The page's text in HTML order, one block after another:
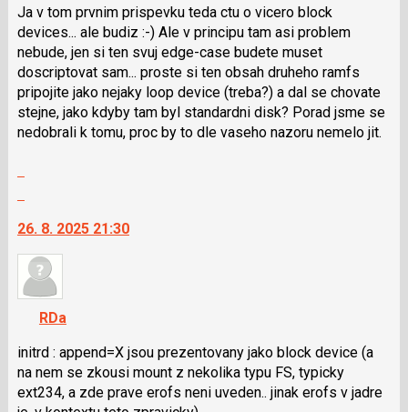
i
klávesy
N
pro
následující
a
P
Ja v tom prvnim prispevku teda ctu o vicero block
devices... ale budiz :-) Ale v principu tam asi problem
nebude, jen si ten svuj edge-case budete muset
doscriptovat sam... proste si ten obsah druheho ramfs
pripojite jako nejaky loop device (treba?) a dal se chovate
stejne, jako kdyby tam byl standardni disk? Porad jsme se
nedobrali k tomu, proc by to dle vaseho nazoru nemelo jit.
další
nový
názor.
navigaci
lze
použít
i
klávesy
26. 8. 2025 21:30
RDa
initrd : append=X jsou prezentovany jako block device (a
na nem se zkousi mount z nekolika typu FS, typicky
ext234, a zde prave erofs neni uveden.. jinak erofs v jadre